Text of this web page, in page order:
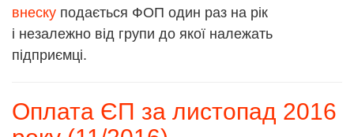
внеску подається ФОП один раз на рік
і незалежно від групи до якої належать
підприємці.
Оплата ЄП за листопад 2016